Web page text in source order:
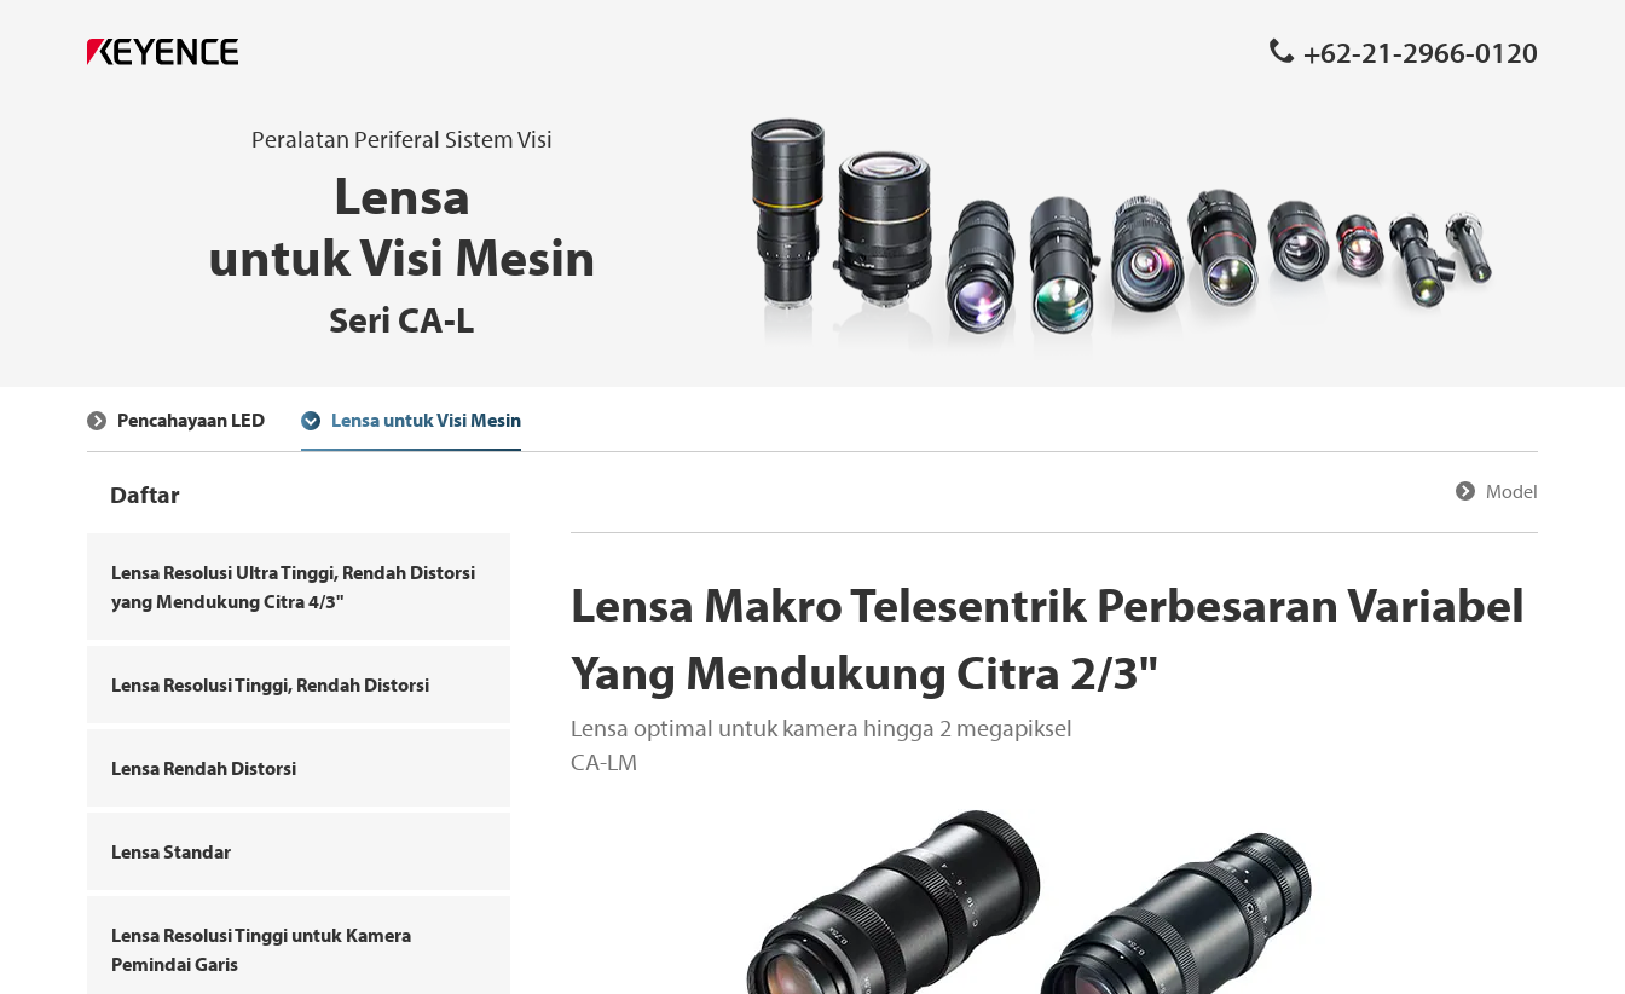
+62-21-2966-0120
Lensa
untuk Visi Mesin
Peralatan Periferal Sistem Visi
Seri CA-L
Pencahayaan LED Lensa untuk Visi Mesin
Model
Lensa Makro Telesentrik Perbesaran Variabel
Yang Mendukung Citra 2/3"
Lensa optimal untuk kamera hingga 2 megapiksel
CA-LM
Daftar
Lensa Resolusi Ultra Tinggi, Rendah Distorsi
yang Mendukung Citra 4/3"
Lensa Resolusi Tinggi, Rendah Distorsi
Lensa Rendah Distorsi
Lensa Standar
Lensa Resolusi Tinggi untuk Kamera
Pemindai Garis